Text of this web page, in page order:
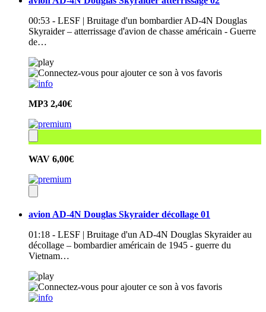
00:53 - LESF | Bruitage d'un bombardier AD-4N Douglas
Skyraider – atterrissage d'avion de chasse américain - Guerre
de…
MP3 2,40€
WAV 6,00€
avion AD-4N Douglas Skyraider décollage 01
01:18 - LESF | Bruitage d'un AD-4N Douglas Skyraider au
décollage – bombardier américain de 1945 - guerre du
Vietnam…